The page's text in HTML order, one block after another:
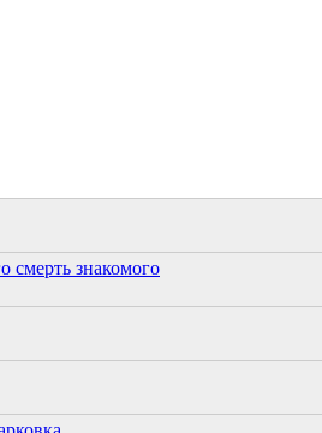
знакомого